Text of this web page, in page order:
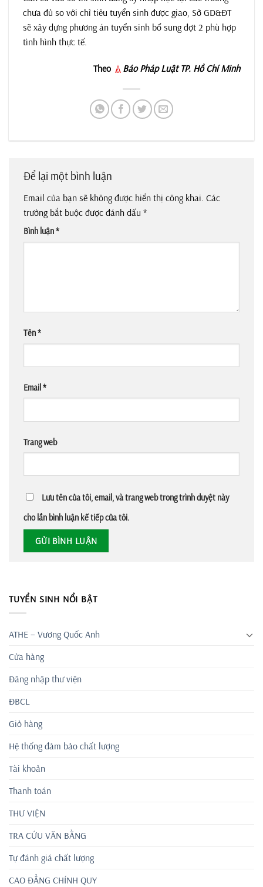
chưa đủ so với chỉ tiêu tuyển sinh được giao, Sở GD&ĐT
sẽ xây dựng phương án tuyển sinh bổ sung đợt 2 phù hợp
tình hình thực tế.
Theo Báo Pháp Luật TP. Hồ Chí Minh
Để lại một bình luận
Email của bạn sẽ không được hiển thị công khai. Các
trường bắt buộc được đánh dấu *
Bình luận*
Tên*
Email *
Trang web
Lưu tên của tôi, email, và trang web trong trình duyệt này
cho lần bình luận kế tiếp của tôi.
TUYỂN SINH NỔI BẬT
ATHE – Vương Quốc Anh
Cửa hàng
Đăng nhập thư viện
ĐBCL
Giỏ hàng
Hệ thống đảm bảo chất lượng
Tài khoản
Thanh toán
THƯ VIỆN
TRA CỨU VĂN BẰNG
Tự đánh giá chất lượng
CAO ĐẲNG CHÍNH QUY